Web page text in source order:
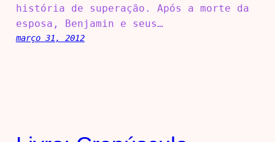
história de superação. Após a morte da
esposa, Benjamin e seus…
março 31, 2012